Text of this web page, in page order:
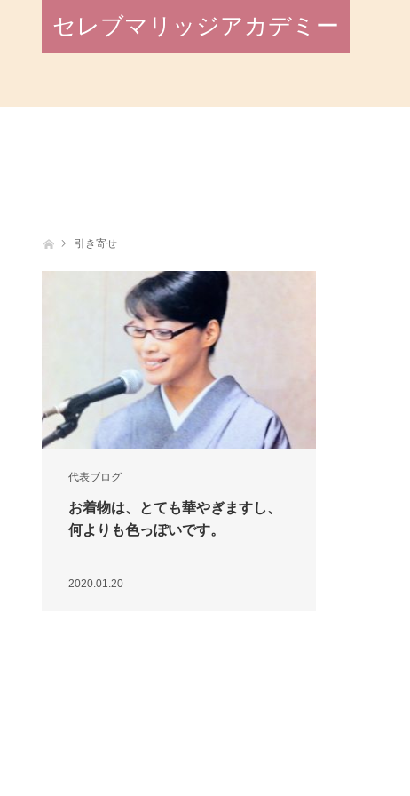
セレブマリッジアカデミー
ホーム引き寄せ
代表ブログ
お着物は、とても華やぎますし、
何よりも色っぽいです。
2020.01.20